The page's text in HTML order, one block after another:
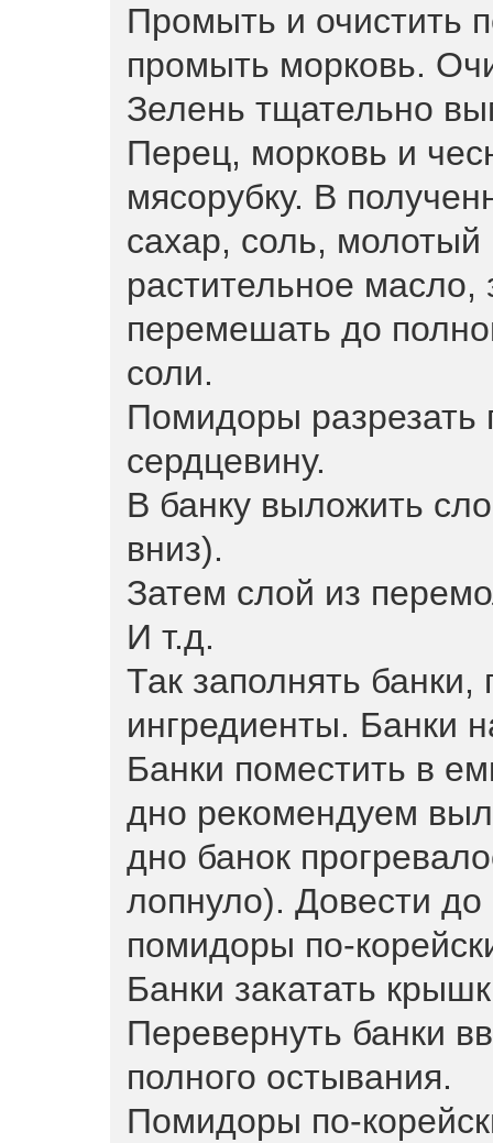
Промыть и очистить
промыть морковь.
Зелень тщательно
Перец, морковь и
мясорубку. В
сахар, соль,
растительное масло,
перемешать до
соли.
Помидоры разрезать
сердцевину.
В банку выложить
вниз).
Затем слой из
И т.д.
Так заполнять банки,
ингредиенты. Банки
Банки поместить в
дно рекомендуем
дно банок
лопнуло). Довести
помидоры по-
Банки закатать
Перевернуть банки
полного остывания.
Помидоры по-